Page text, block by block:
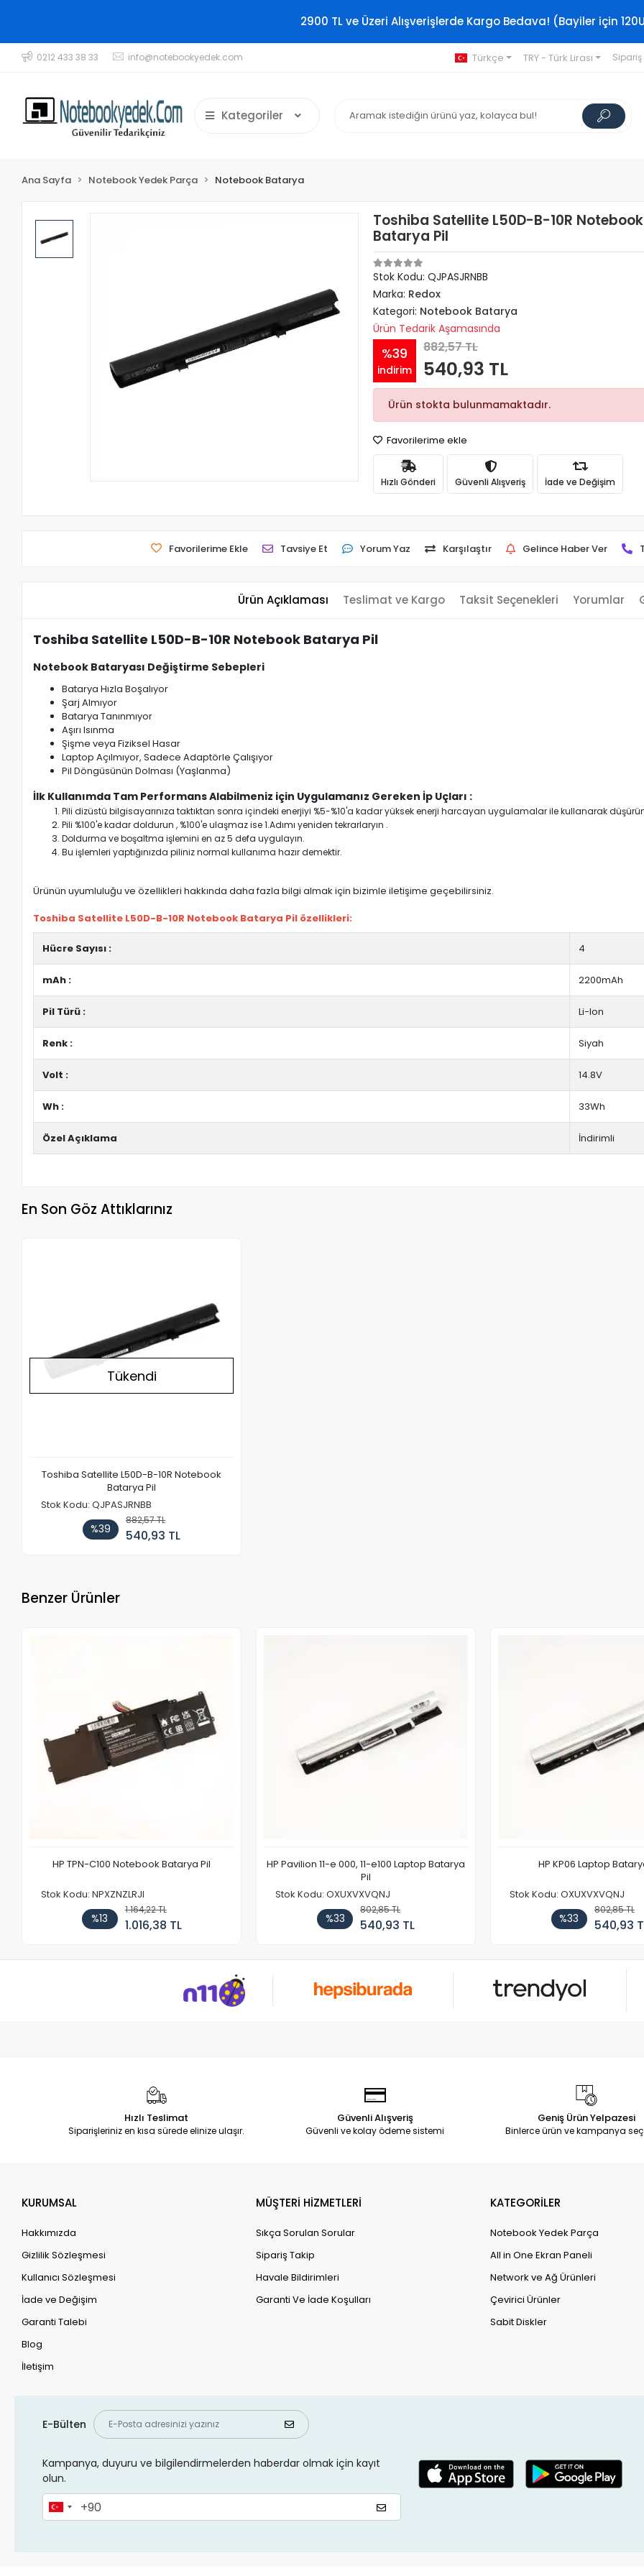
2900 TL ve Üzeri Alışverişlerde Kargo Bedava! (Bayiler için
0212 433 38 33 info@notebookyedek.com Türkçe TRY - Türk Lirası
Kategoriler
Ana Sayfa Notebook Yedek Parça Notebook Batarya
Toshiba Satellite L50D-B-10R Notebook
Batarya Pil
Stok Kodu: QJPASJRNBB
Marka: Redox
Kategori: Notebook Batarya
Ürün Tedarik Aşamasında
%39
indirim
882,57 TL
540,93 TL
Ürün stokta bulunmamaktadır.
Favorilerime ekle
Hızlı Gönderi Güvenli Alışveriş İade ve Değişim
Favorilerime Ekle Tavsiye Et Yorum Yaz Karşılaştır Gelince Haber Ver
Ürün Açıklaması Teslimat ve Kargo Taksit Seçenekleri Yorumlar
Toshiba Satellite L50D-B-10R Notebook Batarya Pil
Notebook Bataryası Değiştirme Sebepleri
Batarya Hızla Boşalıyor
Şarj Almıyor
Batarya Tanınmıyor
Aşırı Isınma
Şişme veya Fiziksel Hasar
Laptop Açılmıyor, Sadece Adaptörle Çalışıyor
Pil Döngüsünün Dolması (Yaşlanma)
İlk Kullanımda Tam Performans Alabilmeniz için Uygulamanız Gereken İp Uçları :
Pili dizüstü bilgisayarınıza taktıktan sonra içindeki enerjiyi %5-%10'a kadar yüksek enerji harcayan uygulamalar ile kullanarak
Pili %100'e kadar doldurun , %100'e ulaşmaz ise 1.Adımı yeniden tekrarlaryın .
Doldurma ve boşaltma işlemini en az 5 defa uygulayın.
Bu işlemleri yaptığınızda piliniz normal kullanıma hazır demektir.
Ürünün uyumluluğu ve özellikleri hakkında daha fazla bilgi almak için bizimle iletişime geçebilirsiniz.
Toshiba Satellite L50D-B-10R Notebook Batarya Pil özellikleri:
Hücre Sayısı : 4
mAh : 2200mAh
Pil Türü : Li-Ion
Renk : Siyah
Volt : 14.8V
Wh : 33Wh
Özel Açıklama İndirimli
En Son Göz Attıklarınız
Tükendi
Toshiba Satellite L50D-B-10R Notebook
Batarya Pil
Stok Kodu: QJPASJRNBB
%39
882,57 TL
540,93 TL
Benzer Ürünler
HP TPN-C100 Notebook Batarya Pil
Stok Kodu: NPXZNZLRJI
%13
1.164,22 TL
1.016,38 TL
HP Pavilion 11-e 000, 11-e100 Laptop Batarya
Pil
Stok Kodu: OXUXVXVQNJ
%33
802,85 TL
540,93 TL
HP KP06 Laptop
Stok Kodu: OXUXVXVQNJ
%33
802,85 TL
540,93
Hızlı Teslimat
Siparişleriniz en kısa sürede elinize ulaşır.
Güvenli Alışveriş
Güvenli ve kolay ödeme sistemi
Geniş Ürün Yelpazesi
Binlerce ürün ve kampanya
KURUMSAL
Hakkımızda
Gizlilik Sözleşmesi
Kullanıcı Sözleşmesi
İade ve Değişim
Garanti Talebi
Blog
İletişim
MÜŞTERİ HİZMETLERİ
Sıkça Sorulan Sorular
Sipariş Takip
Havale Bildirimleri
Garanti Ve İade Koşulları
KATEGORİLER
Notebook Yedek Parça
All in One Ekran Paneli
Network ve Ağ Ürünleri
Çevirici Ürünler
Sabit Diskler
E-Bülten
Kampanya, duyuru ve bilgilendirmelerden haberdar olmak için kayıt
olun.